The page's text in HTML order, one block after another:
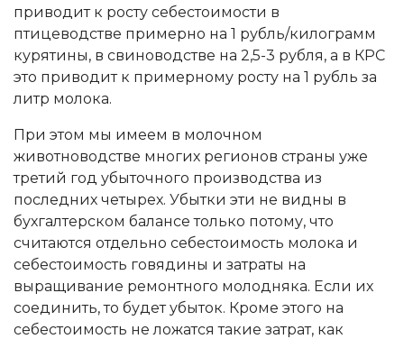
приводит к росту себестоимости в
птицеводстве примерно на 1 рубль/килограмм
курятины, в свиноводстве на 2,5-3 рубля, а в КРС
это приводит к примерному росту на 1 рубль за
литр молока.
При этом мы имеем в молочном
животноводстве многих регионов страны уже
третий год убыточного производства из
последних четырех. Убытки эти не видны в
бухгалтерском балансе только потому, что
считаются отдельно себестоимость молока и
себестоимость говядины и затраты на
выращивание ремонтного молодняка. Если их
соединить, то будет убыток. Кроме этого на
себестоимость не ложатся такие затрат, как